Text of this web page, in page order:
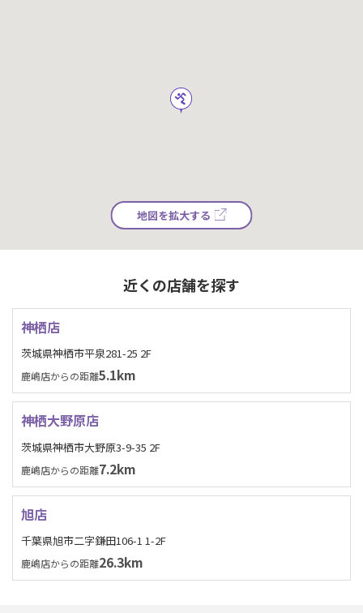
地図を拡大する
近くの店舗を探す
神栖店
茨城県神栖市平泉281-25 2F
鹿嶋店からの距離5.1km
神栖大野原店
茨城県神栖市大野原3-9-35 2F
鹿嶋店からの距離7.2km
旭店
千葉県旭市二字鎌田106-1 1-2F
鹿嶋店からの距離26.3km